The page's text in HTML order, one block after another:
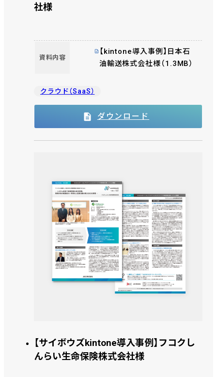
社様
資料内容
【kintone導入事例】日本石
油輸送株式会社様（1.3MB）
クラウド（SaaS）
ダウンロード
【サイボウズkintone導入事例】フコクし
んらい生命保険株式会社様